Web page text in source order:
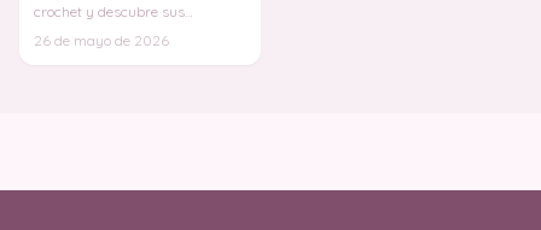
crochet y descubre sus
medicinales mientras creas
26 de mayo de 2026